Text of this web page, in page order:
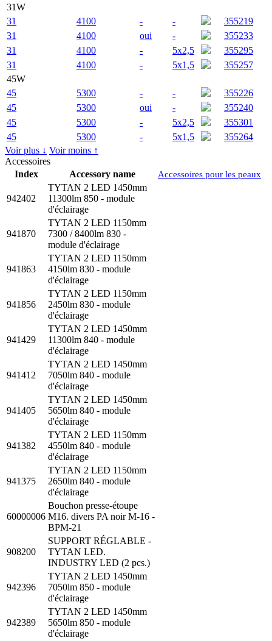
31W
31
4100 - -
355219
31
4100 oui -
355233
31
4100 - 5x2,5
355295
31
4100 - 5x1,5
355257
45W
45
5300 - -
355226
45
5300 oui -
355240
45
5300 - 5x2,5
355301
45
5300 - 5x1,5
355264
Voir plus ↓ Voir moins ↑
Accessoires
Accessoires pour les peaux
Index Accessory name
942402
TYTAN 2 LED 1450mm
11300lm 850 - module
d'éclairage
941870
TYTAN 2 LED 1150mm
7300 / 8400lm 830 -
module d'éclairage
941863
TYTAN 2 LED 1150mm
4150lm 830 - module
d'éclairage
941856
TYTAN 2 LED 1150mm
2450lm 830 - module
d'éclairage
941429
TYTAN 2 LED 1450mm
11300lm 840 - module
d'éclairage
941412
TYTAN 2 LED 1450mm
7050lm 840 - module
d'éclairage
941405
TYTAN 2 LED 1450mm
5650lm 840 - module
d'éclairage
941382
TYTAN 2 LED 1150mm
4550lm 840 - module
d'éclairage
941375
TYTAN 2 LED 1150mm
2650lm 840 - module
d'éclairage
60000006
Bouchon presse-étoupe
M16. divers PA noir M-16 -
BPM-21
908200
SUPPORT RÉGLABLE -
TYTAN LED.
INDUSTRY LED (2 pcs.)
942396
TYTAN 2 LED 1450mm
7050lm 850 - module
d'éclairage
942389
TYTAN 2 LED 1450mm
5650lm 850 - module
d'éclairage